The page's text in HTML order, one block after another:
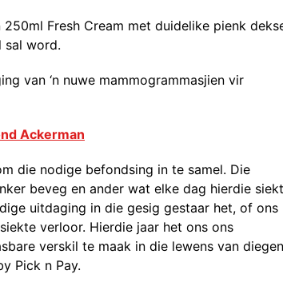
Fresh Cream met duidelike pienk
sal word.
van ‘n nuwe mammogrammasjien vir
Ackerman
die nodige befondsing in te samel. Die
beveg en ander wat elke dag hierdie
uitdaging in die gesig gestaar het, of ons
verloor. Hierdie jaar het ons ons
verskil te maak in die lewens van
Pick n Pay.